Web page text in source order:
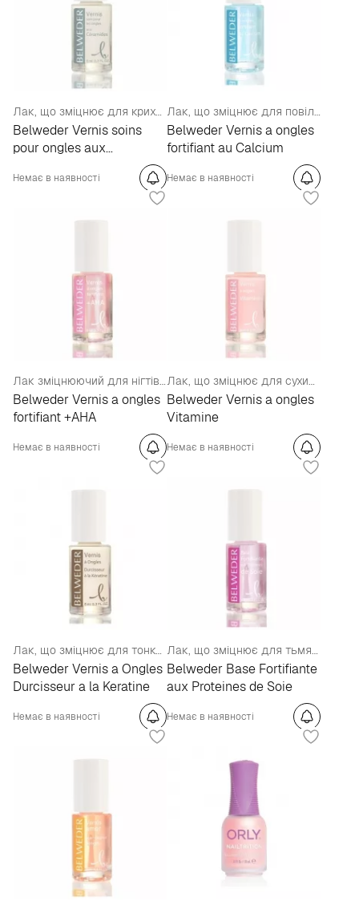
Лак, що зміцнює для крихких і ламких нігтів з церамідами.
Belweder Vernis soins
pour ongles aux
Немає в наявності
Лак, що зміцнює для повільнорослих і ламких нігтів з кальцієм.
Belweder Vernis a ongles
fortifiant au Calcium
Немає в наявності
Лак зміцнюючий для нігтів, що розшаровуються, з фруктовими АHА кислотами.
Belweder Vernis a ongles
fortifiant +AHA
Немає в наявності
Лак, що зміцнює для сухих і ламких нігтів мультивітамінний.
Belweder Vernis a ongles
Vitamine
Немає в наявності
Лак, що зміцнює для тонких і нерівних нігтів з кератином.
Belweder Vernis a Ongles
Durcisseur a la Keratine
Немає в наявності
Лак, що зміцнює для тьмяних і тендітних нігтів з протеїнами шовку.
Belweder Base Fortifiante
aux Proteines de Soie
Немає в наявності